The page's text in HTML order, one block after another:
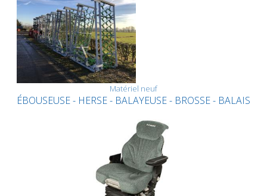
Matériel neuf
ÉBOUSEUSE - HERSE - BALAYEUSE - BROSSE - BALAIS